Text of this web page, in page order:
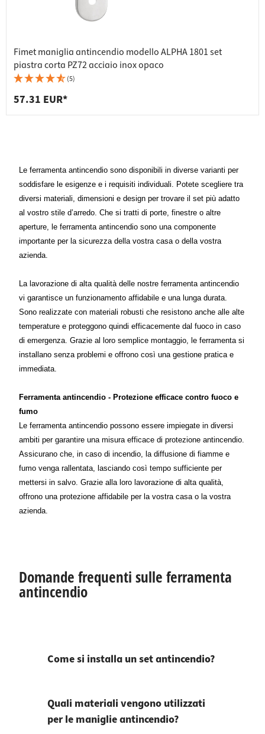
Fimet maniglia antincendio modello ALPHA 1801 set
piastra corta PZ72 acciaio inox opaco
(5)
57.31 EUR*
Le ferramenta antincendio sono disponibili in diverse varianti per
soddisfare le esigenze e i requisiti individuali. Potete scegliere tra
diversi materiali, dimensioni e design per trovare il set più adatto
al vostro stile d’arredo. Che si tratti di porte, finestre o altre
aperture, le ferramenta antincendio sono una componente
importante per la sicurezza della vostra casa o della vostra
azienda.
La lavorazione di alta qualità delle nostre ferramenta antincendio
vi garantisce un funzionamento affidabile e una lunga durata.
Sono realizzate con materiali robusti che resistono anche alle alte
temperature e proteggono quindi efficacemente dal fuoco in caso
di emergenza. Grazie al loro semplice montaggio, le ferramenta si
installano senza problemi e offrono così una gestione pratica e
immediata.
Ferramenta antincendio - Protezione efficace contro fuoco e
fumo
Le ferramenta antincendio possono essere impiegate in diversi
ambiti per garantire una misura efficace di protezione antincendio.
Assicurano che, in caso di incendio, la diffusione di fiamme e
fumo venga rallentata, lasciando così tempo sufficiente per
mettersi in salvo. Grazie alla loro lavorazione di alta qualità,
offrono una protezione affidabile per la vostra casa o la vostra
azienda.
Domande frequenti sulle ferramenta
antincendio
Come si installa un set antincendio?
Quali materiali vengono utilizzati
per le maniglie antincendio?